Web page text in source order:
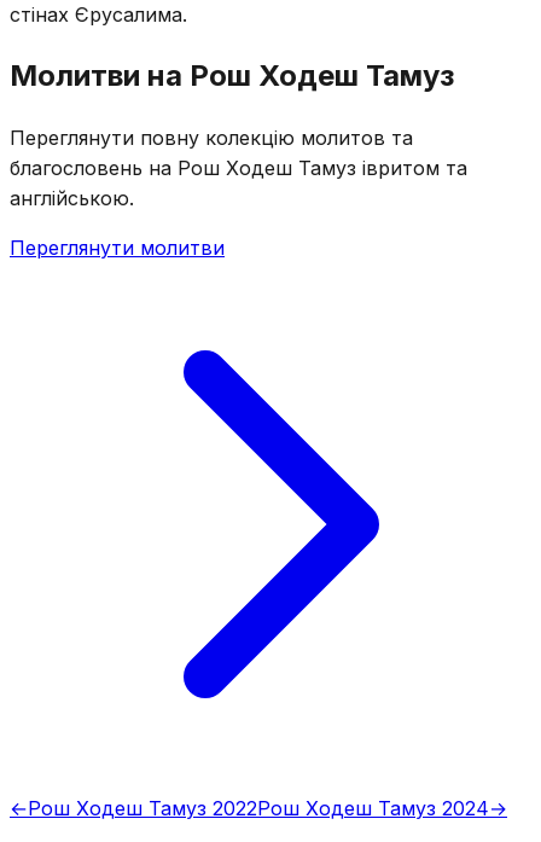
стінах Єрусалима.
Молитви на Рош Ходеш Тамуз
Переглянути повну колекцію молитов та
благословень на Рош Ходеш Тамуз івритом та
англійською.
Переглянути молитви
←Рош Ходеш Тамуз 2022Рош Ходеш Тамуз 2024→